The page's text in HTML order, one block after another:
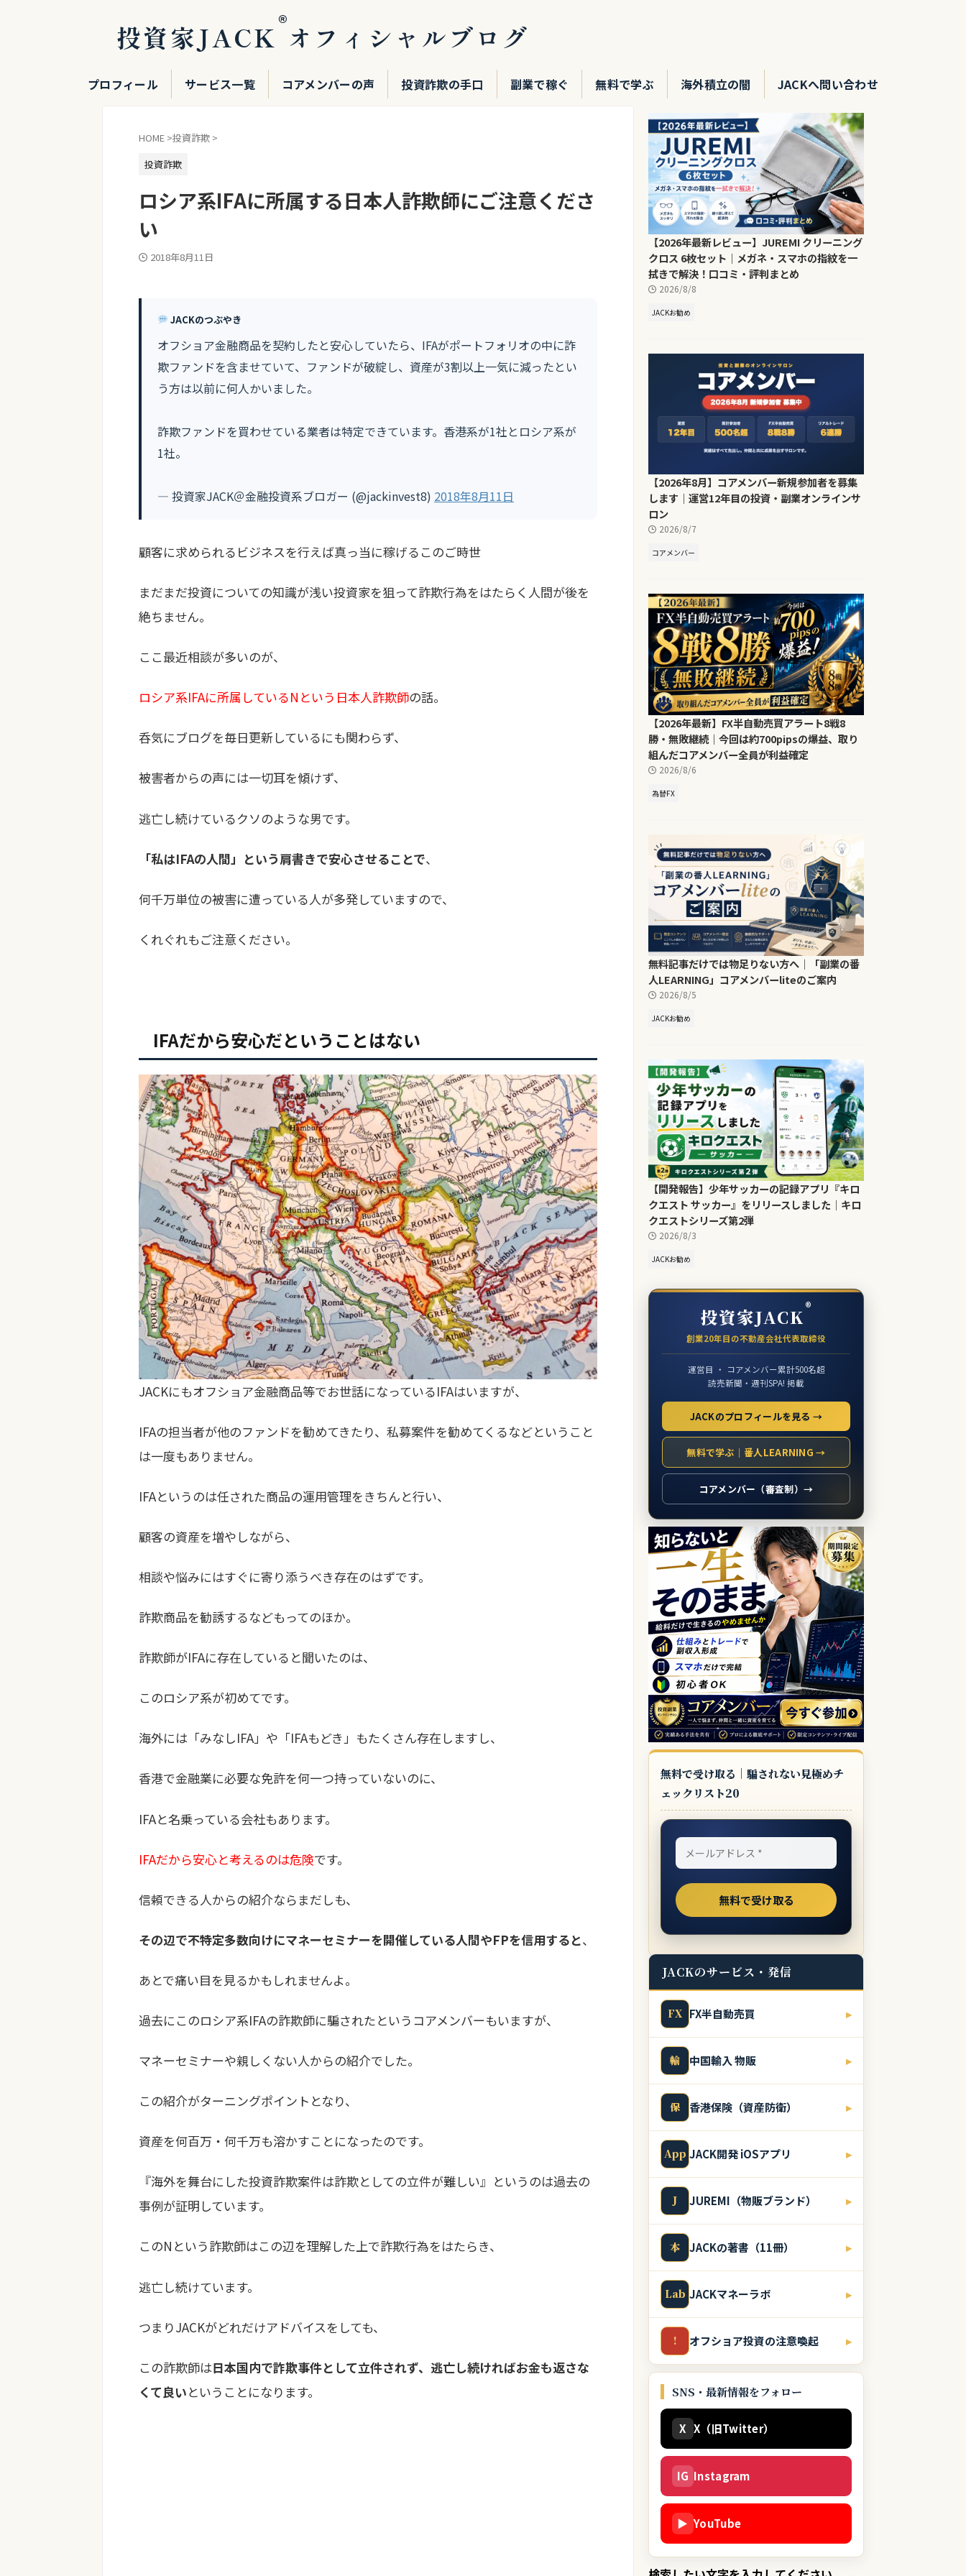
投資家JACK®オフィシャルブログ
プロフィール サービス一覧 コアメンバーの声 投資詐欺の手口 副業で稼ぐ 無料で学ぶ 海外積立の闇 JACKへ問い合わせ
HOME >投資詐欺 >
投資詐欺
ロシア系IFAに所属する日本人詐欺師にご注意くださ
い
2018年8月11日
JACKのつぶやき
オフショア金融商品を契約したと安心していたら、IFAがポートフォリオの中に詐
欺ファンドを含ませていて、ファンドが破綻し、資産が3割以上一気に減ったとい
う方は以前に何人かいました。
詐欺ファンドを買わせている業者は特定できています。香港系が1社とロシア系が
1社。
— 投資家JACK＠金融投資系ブロガー (@jackinvest8) 2018年8月11日
顧客に求められるビジネスを行えば真っ当に稼げるこのご時世
まだまだ投資についての知識が浅い投資家を狙って詐欺行為をはたらく人間が後を
絶ちません。
ここ最近相談が多いのが、
ロシア系IFAに所属しているNという日本人詐欺師の話。
呑気にブログを毎日更新しているにも関わらず、
被害者からの声には一切耳を傾けず、
逃亡し続けているクソのような男です。
「私はIFAの人間」という肩書きで安心させることで、
何千万単位の被害に遭っている人が多発していますので、
くれぐれもご注意ください。
IFAだから安心だということはない
JACKにもオフショア金融商品等でお世話になっているIFAはいますが、
IFAの担当者が他のファンドを勧めてきたり、私募案件を勧めてくるなどということ
は一度もありません。
IFAというのは任された商品の運用管理をきちんと行い、
顧客の資産を増やしながら、
相談や悩みにはすぐに寄り添うべき存在のはずです。
詐欺商品を勧誘するなどもってのほか。
詐欺師がIFAに存在していると聞いたのは、
このロシア系が初めてです。
海外には「みなしIFA」や「IFAもどき」もたくさん存在しますし、
香港で金融業に必要な免許を何一つ持っていないのに、
IFAと名乗っている会社もあります。
IFAだから安心と考えるのは危険です。
信頼できる人からの紹介ならまだしも、
その辺で不特定多数向けにマネーセミナーを開催している人間やFPを信用すると、
あとで痛い目を見るかもしれませんよ。
過去にこのロシア系IFAの詐欺師に騙されたというコアメンバーもいますが、
マネーセミナーや親しくない人からの紹介でした。
この紹介がターニングポイントとなり、
資産を何百万・何千万も溶かすことになったのです。
『海外を舞台にした投資詐欺案件は詐欺としての立件が難しい』というのは過去の
事例が証明しています。
このNという詐欺師はこの辺を理解した上で詐欺行為をはたらき、
逃亡し続けています。
つまりJACKがどれだけアドバイスをしても、
この詐欺師は日本国内で詐欺事件として立件されず、逃亡し続ければお金も返さな
くて良いということになります。
【2026年最新レビュー】JUREMI クリーニング
クロス 6枚セット｜メガネ・スマホの指紋を一
拭きで解決！口コミ・評判まとめ
2026/8/8
JACKお勧め
【2026年8月】コアメンバー新規参加者を募集
します｜運営12年目の投資・副業オンラインサ
ロン
2026/8/7
コアメンバー
【2026年最新】FX半自動売買アラート8戦8
勝・無敗継続｜今回は約700pipsの爆益、取り
組んだコアメンバー全員が利益確定
2026/8/6
為替FX
無料記事だけでは物足りない方へ｜「副業の番
人LEARNING」コアメンバーliteのご案内
2026/8/5
JACKお勧め
【開発報告】少年サッカーの記録アプリ『キロ
クエスト サッカー』をリリースしました｜キロ
クエストシリーズ第2弾
2026/8/3
JACKお勧め
投資家JACK®
創業20年目の不動産会社代表取締役
運営目 ・ コアメンバー累計500名超
読売新聞・週刊SPA! 掲載
JACKのプロフィールを見る →
無料で学ぶ｜番人LEARNING →
コアメンバー（審査制）→
無料で受け取る｜騙されない見極めチ
ェックリスト20
JACKのサービス・発信
FX FX半自動売買 ▸
輸 中国輸入 物販 ▸
保 香港保険（資産防衛） ▸
App JACK開発 iOSアプリ ▸
J JUREMI（物販ブランド） ▸
本 JACKの著書（11冊） ▸
Lab JACKマネーラボ ▸
! オフショア投資の注意喚起 ▸
SNS・最新情報をフォロー
X X（旧Twitter）
IG Instagram
▶ YouTube